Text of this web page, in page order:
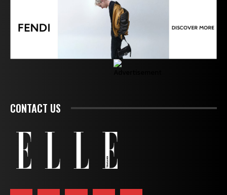
CONTACT US